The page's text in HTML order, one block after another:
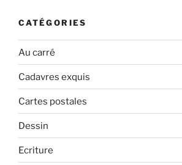
CATÉGORIES
Au carré
Cadavres exquis
Cartes postales
Dessin
Ecriture